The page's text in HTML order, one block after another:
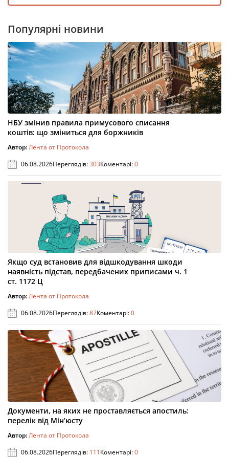
Популярні новини
НБУ змінив правила примусового списання
коштів: що зміниться для боржників
Автор:Лента от Протокола
06.08.2026Переглядів:303Коментарі:0
Якщо суд встановив для відшкодування шкоди
наявність підстав, передбачених приписами ч. 1
ст. 1172 Ц
Автор:Лента от Протокола
06.08.2026Переглядів:87Коментарі:0
Документи, на яких не проставляється апостиль:
перелік від Мін’юсту
Автор:Лента от Протокола
06.08.2026Переглядів: 111Коментарі:0